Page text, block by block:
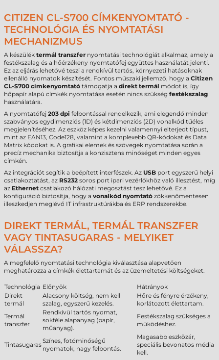
CITIZEN CL-S700 CÍMKENYOMTATÓ -
TECHNOLÓGIA ÉS NYOMTATÁSI
MECHANIZMUS
A készülék termál transzfer nyomtatási technológiát alkalmaz, amely a
festékszalag és a hőérzékeny nyomtatófej együttes használatát jelenti.
Ez az eljárás lehetővé teszi a rendkívül tartós, környezeti hatásoknak
ellenálló nyomatok készítését. Fontos műszaki jellemző, hogy a Citizen
CL-S700 címkenyomtató támogatja a direkt termál módot is, így
hőpapír alapú címkék nyomtatása esetén nincs szükség festékszalag
használatára.
A nyomtatófej 203 dpi felbontással rendelkezik, ami elegendő minden
szabványos egydimenziós (1D) és kétdimenziós (2D) vonalkód tűéles
megjelenítéséhez. Az eszköz képes kezelni valamennyi elterjedt típust,
mint az EAN13, Code128, valamint a komplexebb QR-kódokat és Data
Matrix kódokat is. A grafikai elemek és szövegek nyomtatása során a
precíz mechanika biztosítja a konzisztens minőséget minden egyes
címkén.
Az integrációt segítik a beépített interfészek. Az USB port egyszerű helyi
csatlakoztatást, az RS232 soros port ipari vezérlőkhöz való illesztést, míg
az Ethernet csatlakozó hálózati megosztást tesz lehetővé. Ez a
konfiguráció biztosítja, hogy a vonalkód nyomtató zökkenőmentesen
illeszkedjen meglévő IT infrastruktúrákba és ERP rendszerekbe.
DIREKT TERMÁL, TERMÁL TRANSZFER
VAGY TINTASUGARAS - MELYIKET
VÁLASSZA?
A megfelelő nyomtatási technológia kiválasztása alapvetően
meghatározza a címkék élettartamát és az üzemeltetési költségeket.
Technológia Előnyök
Hátrányok
Direkt
termál
Alacsony költség, nem kell
szalag, egyszerű kezelés.
Hőre és fényre érzékeny,
korlátozott élettartam.
Termál
transzfer
Rendkívül tartós nyomat,
sokféle alapanyag (papír,
műanyag).
Festékszalag szükséges a
működéshez.
Tintasugaras
Színes, fotóminőségű
nyomatok, nagy felbontás.
Magasabb eszközár,
speciális bevonatos média
kell.